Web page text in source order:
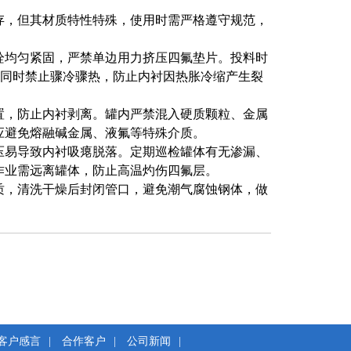
但其材质特性特殊，使用时需严格遵守规范，
匀紧固，严禁单边用力挤压四氟垫片。投料时
禁止骤冷骤热，防止内衬因热胀冷缩产生裂
防止内衬剥离。罐内严禁混入硬质颗粒、金属
免熔融碱金属、液氟等特殊介质。
导致内衬吸瘪脱落。定期巡检罐体有无渗漏、
需远离罐体，防止高温灼伤四氟层。
清洗干燥后封闭管口，避免潮气腐蚀钢体，做
户感言 合作客户 公司新闻